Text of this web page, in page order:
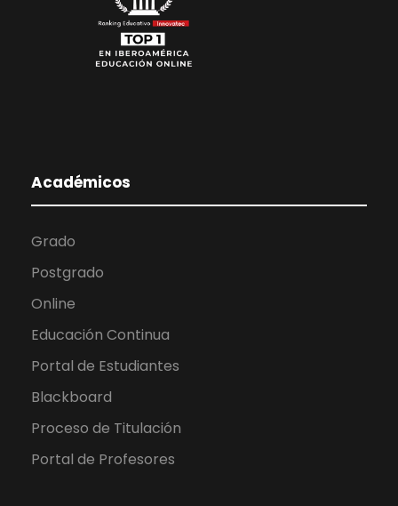
Académicos
Grado
Postgrado
Online
Educación Continua
Portal de Estudiantes
Blackboard
Proceso de Titulación
Portal de Profesores